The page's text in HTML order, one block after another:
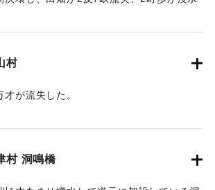
村
が流失した。
村 洞鳴橋